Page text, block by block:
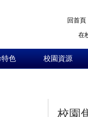
回首頁
在
特色 校園資源
校園